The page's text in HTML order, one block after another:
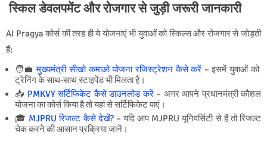
स्किल डेवलपमेंट और रोजगार से जुड़ी जरूरी जानकारी
AI Pragya कोर्स की तरह ही ये योजनाएं भी युवाओं को स्किल्स और रोजगार से जोड़ती
हैं:
🧑‍💼मुख्यमंत्री सीखो कमाओ योजना रजिस्ट्रेशन कैसे करें – इसमें युवाओं को
ट्रेनिंग के साथ-साथ स्टाइपेंड भी मिलता है।
📥 PMKVY सर्टिफिकेट कैसे डाउनलोड करें– अगर आपने प्रधानमंत्री कौशल
योजना का कोर्स किया है तो यहां से सर्टिफिकेट पाएं।
🎓 MJPRU रिजल्ट कैसे देखें?– यदि आप MJPRU यूनिवर्सिटी से हैं तो रिजल्ट
चेक करने की आसान प्रक्रिया जानें।